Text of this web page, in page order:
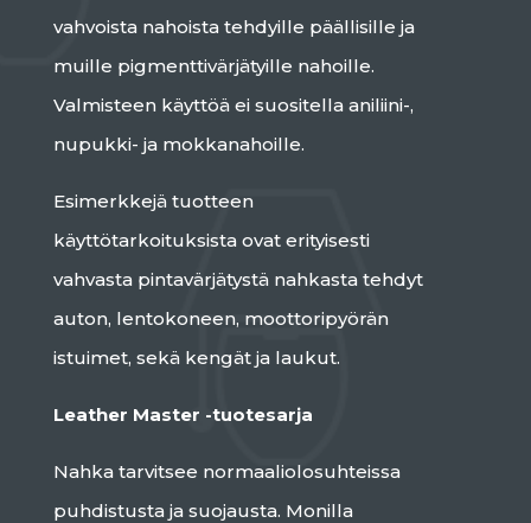
vahvoista nahoista tehdyille päällisille ja
muille pigmenttivärjätyille nahoille.
Valmisteen käyttöä ei suositella aniliini-,
nupukki- ja mokkanahoille.
Esimerkkejä tuotteen
käyttötarkoituksista ovat erityisesti
vahvasta pintavärjätystä nahkasta tehdyt
auton, lentokoneen, moottoripyörän
istuimet, sekä kengät ja laukut.
Leather Master -tuotesarja
Nahka tarvitsee normaaliolosuhteissa
puhdistusta ja suojausta. Monilla